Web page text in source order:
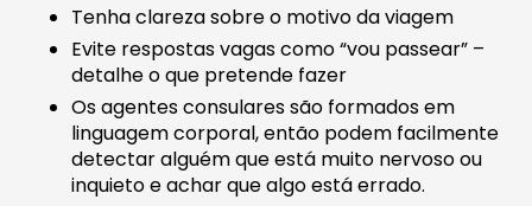
Tenha clareza sobre o motivo da viagem
Evite respostas vagas como “vou passear” –
detalhe o que pretende fazer
Os agentes consulares são formados em
linguagem corporal, então podem facilmente
detectar alguém que está muito nervoso ou
inquieto e achar que algo está errado.